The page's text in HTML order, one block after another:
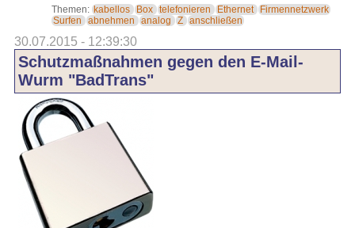
Themen: kabellos Box telefonieren Ethernet
Firmennetzwerk
Surfen
abnehmen analog Z anschließen
30.07.2015 - 12:39:30
Schutzmaßnahmen gegen den E-Mail-
Wurm "BadTrans"